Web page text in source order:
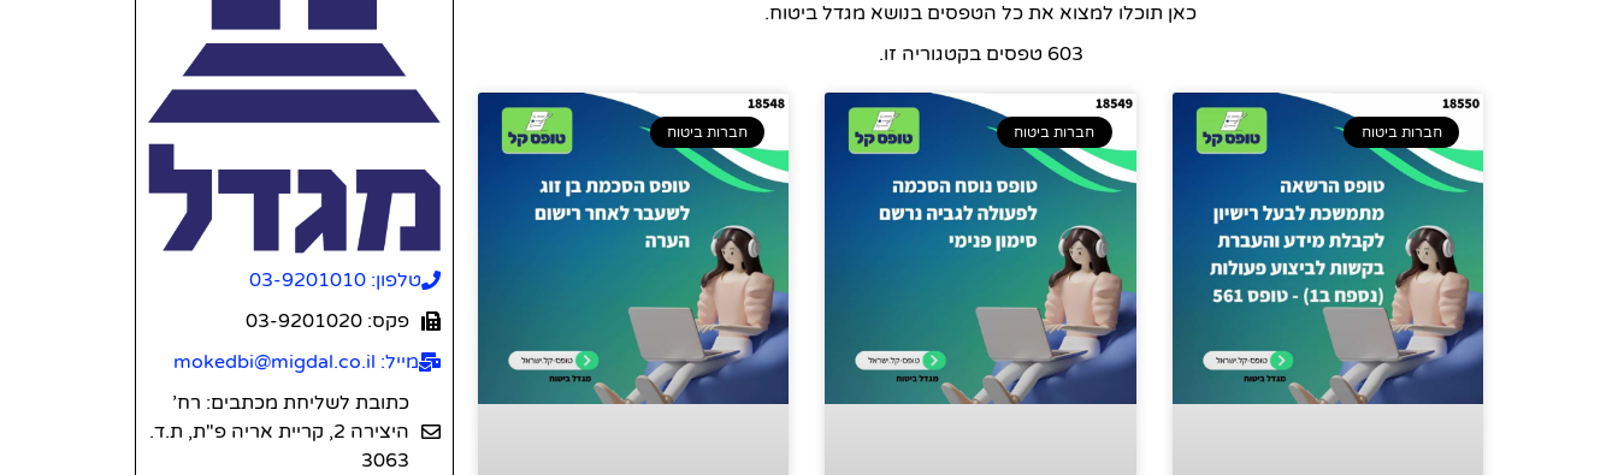
כאן תוכלו למצוא את כל הטפסים בנושא מגדל ביטוח.
603 טפסים בקטגוריה זו.
חברות ביטוח חברות ביטוח חברות ביטוח
טלפון: 03-9201010
פקס: 03-9201020
מייל: mokedbi@migdal.co.il
כתובת לשליחת מכתבים: רח’
היצירה 2, קריית אריה פ"ת, ת.ד.
3063